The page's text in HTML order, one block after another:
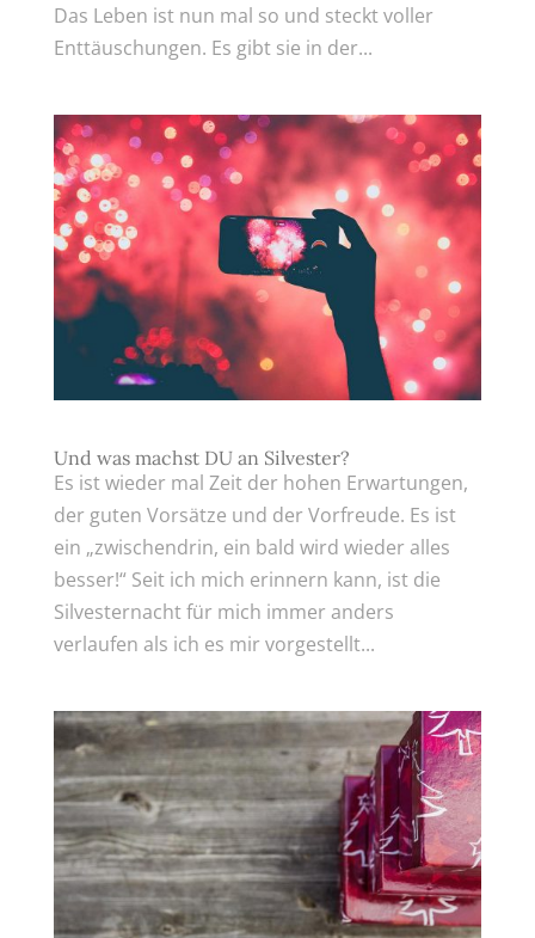
Das Leben ist nun mal so und steckt voller
Enttäuschungen. Es gibt sie in der...
Und was machst DU an Silvester?
Es ist wieder mal Zeit der hohen Erwartungen,
der guten Vorsätze und der Vorfreude. Es ist
ein „zwischendrin, ein bald wird wieder alles
besser!“ Seit ich mich erinnern kann, ist die
Silvesternacht für mich immer anders
verlaufen als ich es mir vorgestellt...